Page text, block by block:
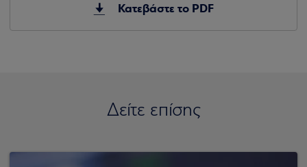
Κατεβάστε το PDF
Δείτε επίσης